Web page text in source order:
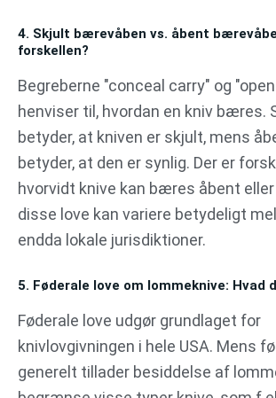
4. Skjult bærevåben vs. åbent
forskellen?
Begreberne "conceal carry" og
henviser til, hvordan en kniv bæres.
betyder, at kniven er skjult, mens
betyder, at den er synlig. Der er
hvorvidt knive kan bæres åbent
disse love kan variere betydeligt
endda lokale jurisdiktioner.
5. Føderale love om lommeknive: Hvad
Føderale love udgør grundlaget for
knivlovgivningen i hele USA. Mens
generelt tillader besiddelse af